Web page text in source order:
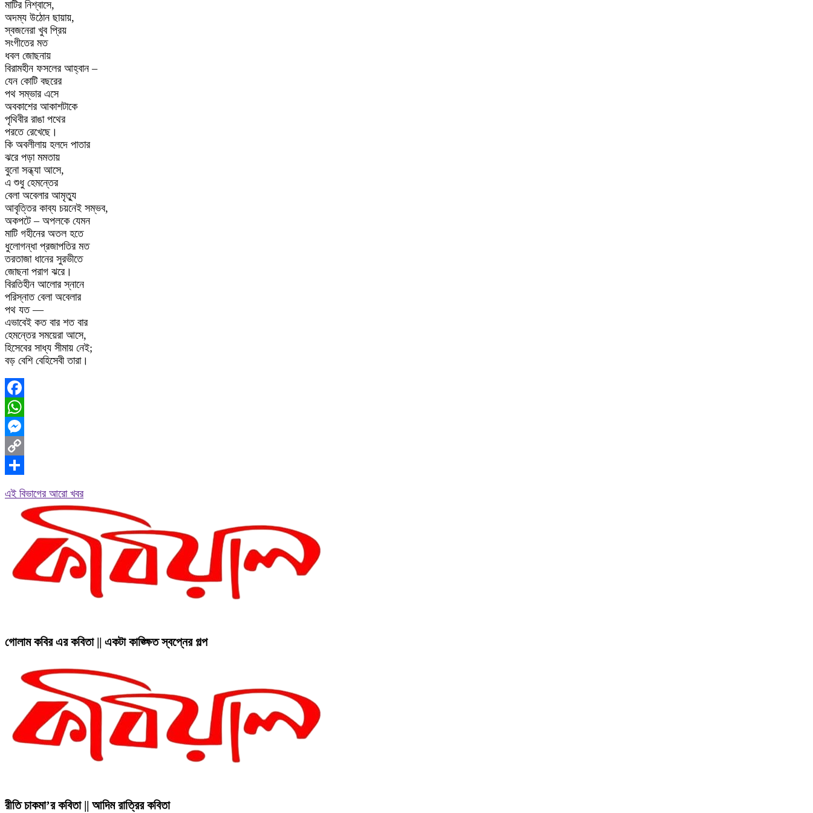
মাটির নিশ্বাসে,
অদম্য উঠোন ছায়ায়,
স্বজনেরা খুব প্রিয়
সংগীতের মত
ধবল জোছনায়
বিরামহীন ফসলের আহ্বান –
যেন কোটি বছরের
পথ সম্ভার এসে
অবকাশের আকাশটাকে
পৃথিবীর রাঙা পথের
পরতে রেখেছে।
কি অবলীলায় হলদে পাতার
ঝরে পড়া মমতায়
বুনো সন্ধ্যা আসে,
এ শুধু হেমন্তের
বেলা অবেলার আমৃত্যু
আবৃত্তির কাব্য চয়নেই সম্ভব,
অকপটে – অপলকে যেমন
মাটি গহীনের অতল হতে
ধুলোগন্ধা প্রজাপতির মত
তরতাজা ধানের সুরভীতে
জোছনা পরাগ ঝরে।
বিরতিহীন আলোর স্নানে
পরিস্নাত বেলা অবেলার
পথ যত —
এভাবেই কত বার শত বার
হেমন্তের সময়েরা আসে,
হিসেবের সাধ্য সীমায় নেই;
বড় বেশি বেহিসেবী তারা।
Facebook
WhatsApp
Messenger
Copy
এই বিভাগের আরো খবর
গোলাম কবির এর কবিতা || একটা কাঙ্ক্ষিত স্বপ্নের গল্প
রীতি চাকমা’র কবিতা || আদিম রাত্রির কবিতা